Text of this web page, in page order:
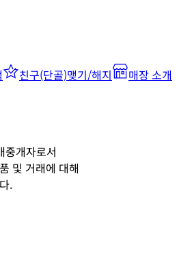
친구(단골)맺기/해지
매장 소개
개자로서
및 거래에 대해
.